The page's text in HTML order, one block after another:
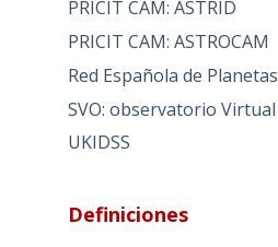
PRICIT CAM: ASTRID
PRICIT CAM: ASTROCAM
Red Española de Planetas
SVO: observatorio Virtual
UKIDSS
Definiciones